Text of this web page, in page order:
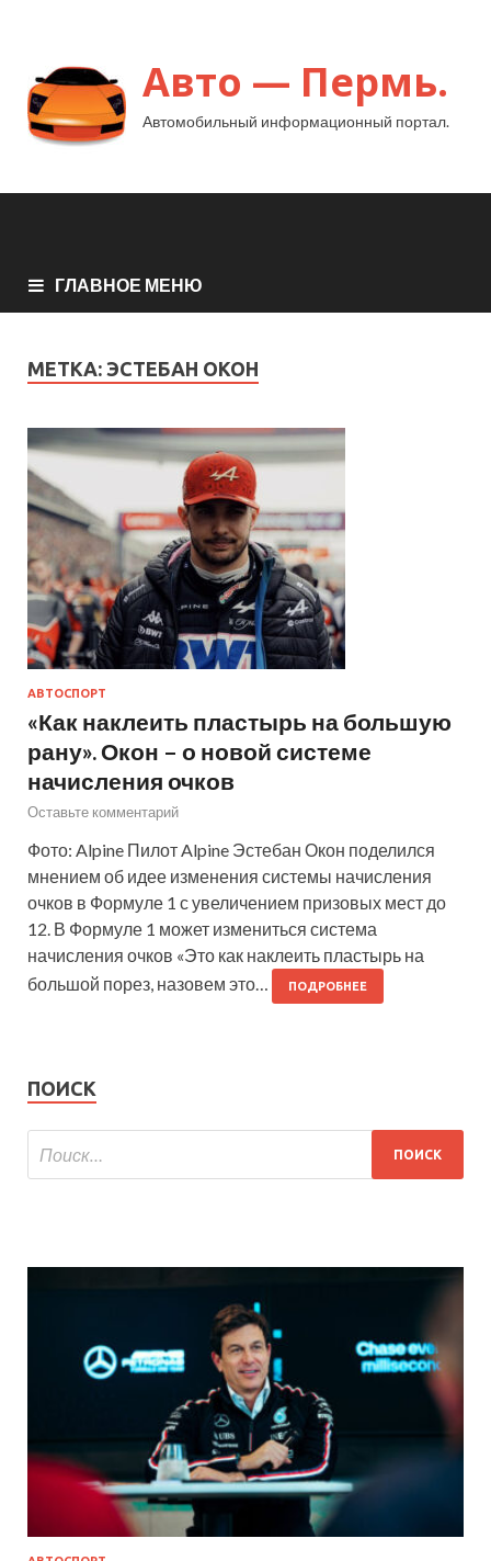
Авто — Пермь.
Автомобильный информационный портал.
ГЛАВНОЕ МЕНЮ
МЕТКА: ЭСТЕБАН ОКОН
АВТОСПОРТ
«Как наклеить пластырь на большую
рану». Окон – о новой системе
начисления очков
Оставьте комментарий
Фото: Alpine Пилот Alpine Эстебан Окон поделился
мнением об идее изменения системы начисления
очков в Формуле 1 с увеличением призовых мест до
12. В Формуле 1 может измениться система
начисления очков «Это как наклеить пластырь на
большой порез, назовем это…
ПОДРОБНЕЕ
ПОИСК